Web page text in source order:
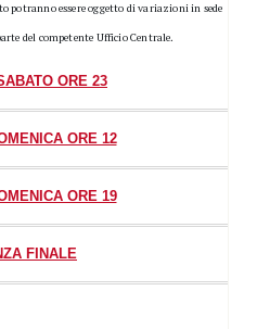
potranno essere oggetto di variazioni in sede
del competente Ufficio Centrale.
ORE 23
ORE 12
ORE 19
FINALE